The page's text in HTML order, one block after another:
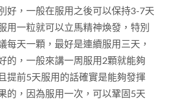
好，一般在服用之後可以保持3-7天
用一粒就可以立馬精神煥發，特別
每天一顆，最好是連續服用三天，
的，一般來講一周服用2顆就能夠
提前5天服用的話確實是能夠發揮
的，因為服用一次，可以鞏固5天